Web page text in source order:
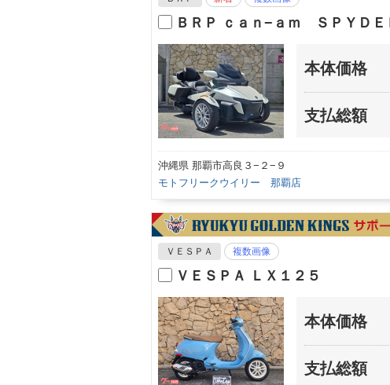
ＢＲＰ ｃａｎ−ａｍ ＳＰＹＤ
本体価格
支払総額
沖縄県 那覇市高良３−２−９
モトフリークウイリー 那覇店
ＶＥＳＰＡ 複数画像
ＶＥＳＰＡ ＬＸ１２５
本体価格
支払総額